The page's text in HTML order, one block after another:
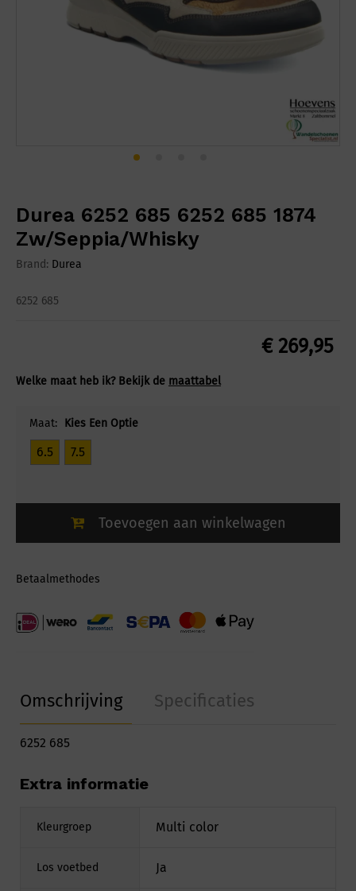
Durea 6252 685 6252 685 1874
Zw/Seppia/Whisky
Brand: Durea
6252 685
€269,95
Welke maat heb ik? Bekijk de maattabel
Maat: Kies Een Optie
6.5 7.5
Toevoegen aan winkelwagen
Betaalmethodes
Omschrijving Specificaties
6252 685
Extra informatie
Kleurgroep Multi color
Los voetbed Ja